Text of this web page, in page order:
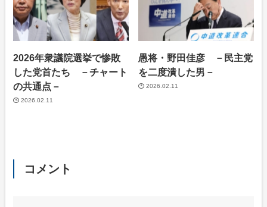
2026年衆議院選挙で惨敗
した党首たち －チャート
の共通点－
2026.02.11
愚将・野田佳彦 －民主党
を二度潰した男－
2026.02.11
コメント